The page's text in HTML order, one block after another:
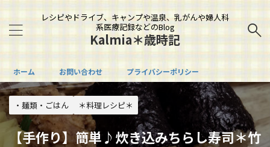
レシピやドライブ、キャンプや温泉、乳がんや婦人科
系医療記録などのBlog
Kalmia＊歳時記
ホーム お問い合わせ プライバシーポリシー
・麺類・ごはん ＊料理レシピ＊
【手作り】簡単♪炊き込みちらし寿司＊竹